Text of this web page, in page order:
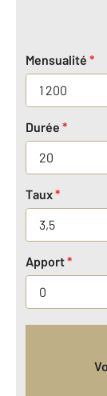
Mensualité *
Durée *
Taux*
Apport*